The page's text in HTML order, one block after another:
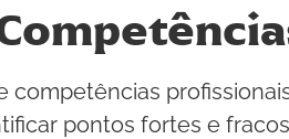
pontos fortes e